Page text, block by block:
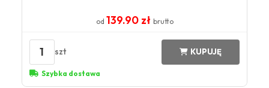
od 139.90 zł brutto
1 szt KUPUJĘ
Szybka dostawa